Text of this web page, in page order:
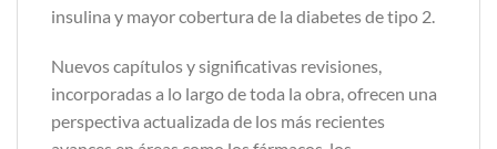
insulina y mayor cobertura de la diabetes de tipo 2.
Nuevos capítulos y significativas revisiones,
incorporadas a lo largo de toda la obra, ofrecen una
perspectiva actualizada de los más recientes